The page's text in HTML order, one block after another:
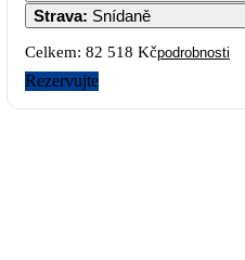
Strava: Snídaně
Celkem: 82 518 Kčpodrobnosti
Rezervujte